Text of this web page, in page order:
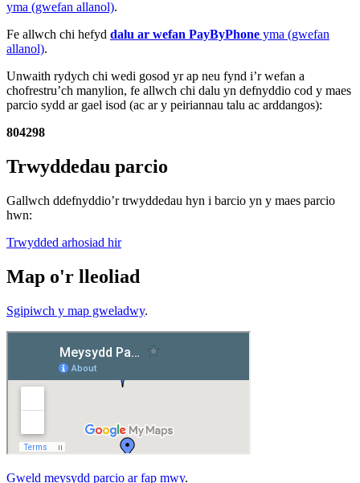
yma (gwefan allanol).
Fe allwch chi hefyd dalu ar wefan PayByPhone yma (gwefan
allanol).
Unwaith rydych chi wedi gosod yr ap neu fynd i’r wefan a
chofrestru’ch manylion, fe allwch chi dalu yn defnyddio cod y maes
parcio sydd ar gael isod (ac ar y peiriannau talu ac arddangos):
804298
Trwyddedau parcio
Gallwch ddefnyddio’r trwyddedau hyn i barcio yn y maes parcio
hwn:
Trwydded arhosiad hir
Map o'r lleoliad
Sgipiwch y map gweladwy.
Gweld meysydd parcio ar fap mwy.